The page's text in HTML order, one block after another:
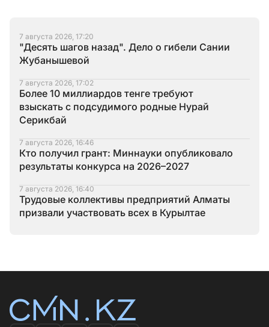
7 августа 2026, 17:20
"Десять шагов назад". Дело о гибели Сании
Жубанышевой
7 августа 2026, 17:02
Более 10 миллиардов тенге требуют
взыскать с подсудимого родные Нурай
Серикбай
7 августа 2026, 16:46
Кто получил грант: Миннауки опубликовало
результаты конкурса на 2026–2027
7 августа 2026, 16:40
Трудовые коллективы предприятий Алматы
призвали участвовать всех в Курылтае